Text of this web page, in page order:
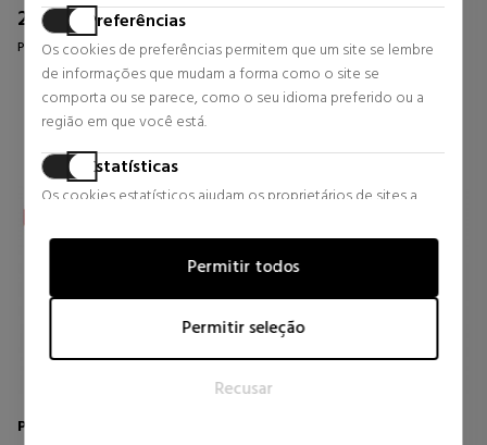
Preferências
Os cookies de preferências permitem que um site se lembre
de informações que mudam a forma como o site se
comporta ou se parece, como o seu idioma preferido ou a
região em que você está.
Estatísticas
Os cookies estatísticos ajudam os proprietários de sites a
coletando e fornecendo informações de forma anônima.
Os cookies de marketing são usados para rastrear visitantes
em sites. A intenção é exibir anúncios que sejam relevantes e
atraentes para o usuário individual e, portanto, mais valiosos
para editores e anunciantes terceirizados.
Permitir todos
Permitir seleção
Recusar
247,00 € 5% DTO.
Preço habitual 260,00 €
0 revisões
247,00 €
Preço habitual 260,00 €
0 revisões
PENHALIGON'S